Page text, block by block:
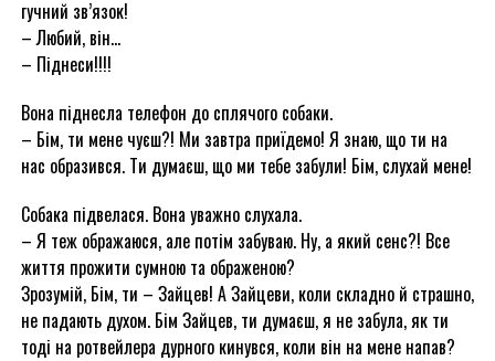
гучний зв’язок!
– Любий, він…
– Піднеси!!!!
Вона піднесла телефон до сплячого собаки.
– Бім, ти мене чуєш?! Ми завтра приїдемо! Я знаю, що ти на
нас образився. Ти думаєш, що ми тебе забули! Бім, слухай мене!
Собака підвелася. Вона уважно слухала.
– Я теж ображаюся, але потім забуваю. Ну, а який сенс?! Все
життя прожити сумною та ображеною?
Зрозумій, Бім, ти – Зайцев! А Зайцеви, коли складно й страшно,
не падають духом. Бім Зайцев, ти думаєш, я не забула, як ти
тоді на ротвейлера дурного кинувся, коли він на мене напав?